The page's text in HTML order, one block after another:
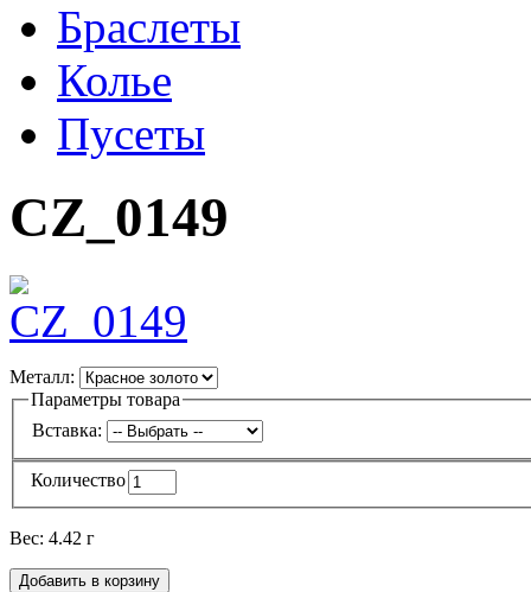
Браслеты
Колье
Пусеты
CZ_0149
Металл:
Параметры товара
Вставка:
Количество
Вес: 4.42 г